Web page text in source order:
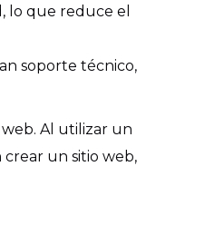
lo que reduce el
soporte técnico,
web. Al utilizar un
crear un sitio web,